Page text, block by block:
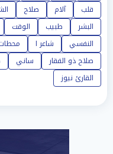
قلب
آلام صلاح
البشر
طبيب الوقت
النفسي
شاعر ا
صلاح ذو الفقار
ساني
القارئ نيوز